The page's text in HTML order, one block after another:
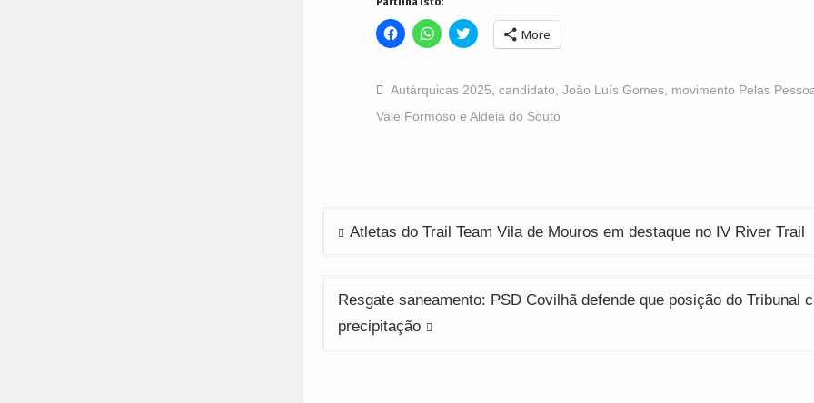
Click
to
(Opens
new
window)
Click
to
(Opens
new
window)
Click
to
(Opens
new
window)
More
Autárquicas 2025, candidato, João Luís Gomes, movimento Pelas
Vale Formoso e Aldeia do Souto
Navegação
artigos
Atletas do Trail Team Vila de Mouros em destaque no IV River Trail
Resgate saneamento: PSD Covilhã defende que posição do Tribunal
precipitação